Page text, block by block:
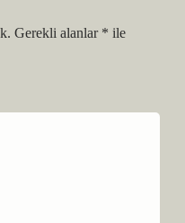
Gerekli alanlar * ile